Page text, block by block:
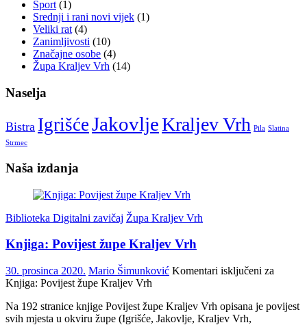
Sport (1)
Srednji i rani novi vijek (1)
Veliki rat (4)
Zanimljivosti (10)
Značajne osobe (4)
Župa Kraljev Vrh (14)
Naselja
Bistra IgrišćeJakovljeKraljev Vrh Pila Slatina
Strmec
Naša izdanja
Biblioteka Digitalni zavičaj Župa Kraljev Vrh
Knjiga: Povijest župe Kraljev Vrh
30. prosinca 2020. Mario Šimunković Komentari isključeni za
Knjiga: Povijest župe Kraljev Vrh
Na 192 stranice knjige Povijest župe Kraljev Vrh opisana je povijest
svih mjesta u okviru župe (Igrišće, Jakovlje, Kraljev Vrh,